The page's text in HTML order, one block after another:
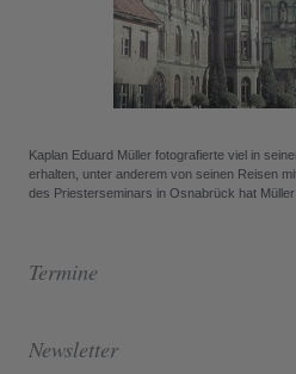
Kaplan Eduard Müller fotografierte viel in
erhalten, unter anderem von seinen Reisen
des Priesterseminars in Osnabrück hat
Termine
Newsletter